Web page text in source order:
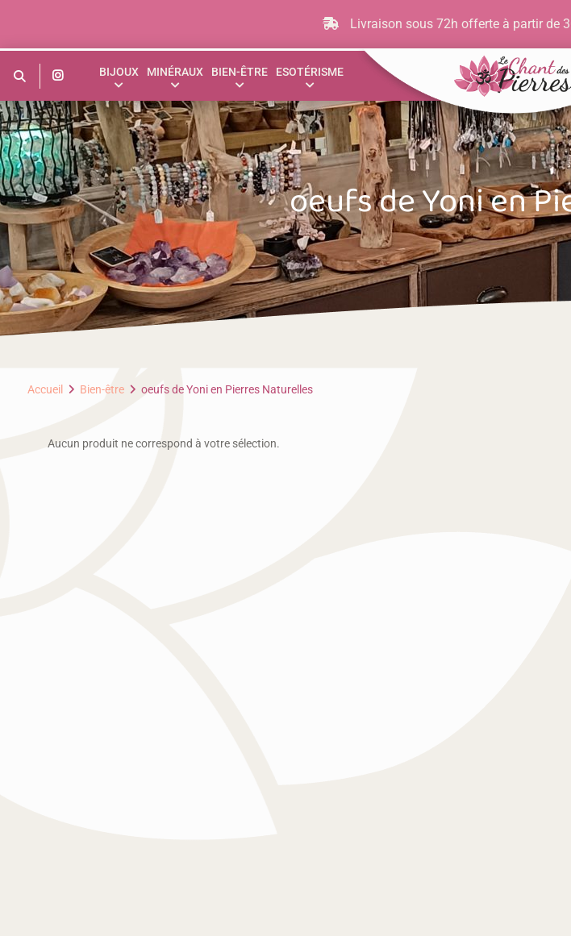
Livraison sous 72h offerte à partir de
BIJOUX MINÉRAUX BIEN-ÊTRE ESOTÉRISME
oeufs de Yoni en
Accueil Bien-être oeufs de Yoni en Pierres Naturelles
Aucun produit ne correspond à votre sélection.